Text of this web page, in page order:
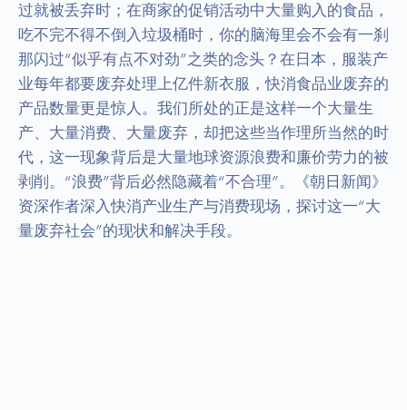
过就被丢弃时；在商家的促销活动中大量购入的食品，
吃不完不得不倒入垃圾桶时，你的脑海里会不会有一刹
那闪过“似乎有点不对劲”之类的念头？在日本，服装产
业每年都要废弃处理上亿件新衣服，快消食品业废弃的
产品数量更是惊人。我们所处的正是这样一个大量生
产、大量消费、大量废弃，却把这些当作理所当然的时
代，这一现象背后是大量地球资源浪费和廉价劳力的被
剥削。“浪费”背后必然隐藏着“不合理”。《朝日新闻》
资深作者深入快消产业生产与消费现场，探讨这一“大
量废弃社会”的现状和解决手段。